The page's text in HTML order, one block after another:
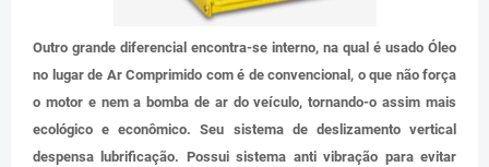
Outro grande diferencial encontra-se interno, na qual é usado Óleo
no lugar de Ar Comprimido com é de convencional, o que não força
o motor e nem a bomba de ar do veículo, tornando-o assim mais
ecológico e econômico. Seu sistema de deslizamento vertical
despensa lubrificação. Possui sistema anti vibração para evitar